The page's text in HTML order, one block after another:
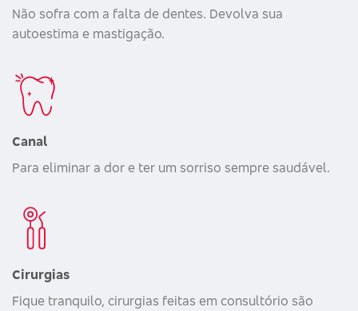
Não sofra com a falta de dentes. Devolva sua
autoestima e mastigação.
Canal
Para eliminar a dor e ter um sorriso sempre saudável.
Cirurgias
Fique tranquilo, cirurgias feitas em consultório são